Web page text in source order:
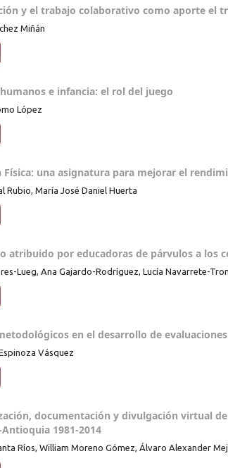
y el trabajo colaborativo como aporte el
Miñán
e infancia: el rol del juego
López
Física: una asignatura para mejorar el
Rubio, María José Daniel Huerta
atribuido por educadoras de párvulos a los
Lueg, Ana Gajardo-Rodríguez, Lucía Navarrete-
en el desarrollo de
Vásquez
documentación y divulgación virtual
Antioquia 1981-2014
Ríos, William Moreno Gómez, Álvaro Alexander